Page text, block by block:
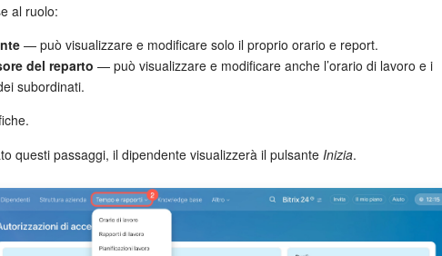
al ruolo:
— può visualizzare e modificare solo il proprio orario e report.
del reparto — può visualizzare e modificare anche l’orario di lavoro e i
subordinati.
questi passaggi, il dipendente visualizzerà il pulsante Inizia.